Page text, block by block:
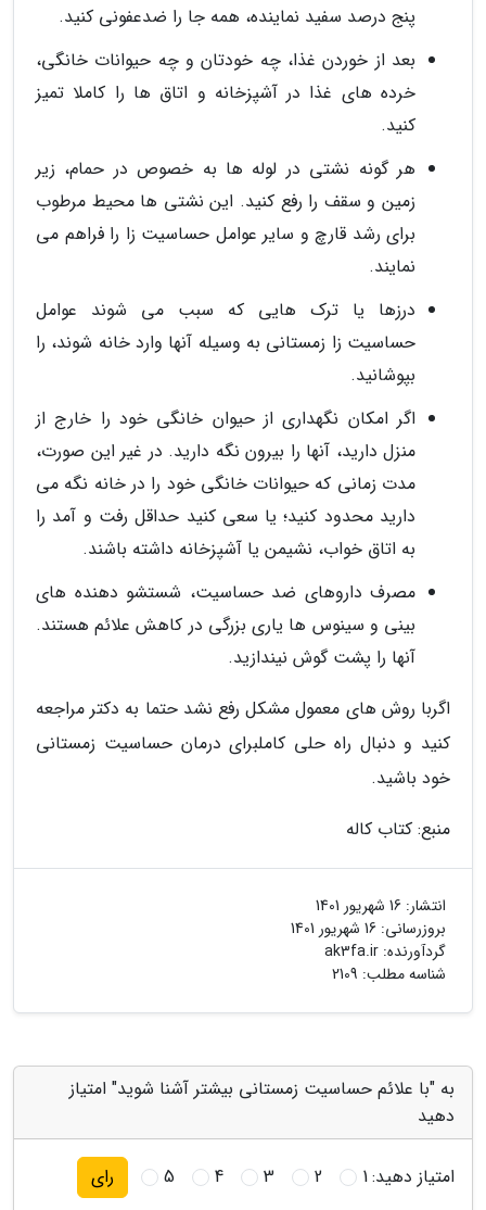
پنج درصد سفید نماینده، همه جا را ضدعفونی کنید.
بعد از خوردن غذا، چه خودتان و چه حیوانات خانگی،
خرده های غذا در آشپزخانه و اتاق ها را کاملا تمیز
کنید.
هر گونه نشتی در لوله ها به خصوص در حمام، زیر
زمین و سقف را رفع کنید. این نشتی ها محیط مرطوب
برای رشد قارچ و سایر عوامل حساسیت زا را فراهم می
نمایند.
درزها یا ترک هایی که سبب می شوند عوامل
حساسیت زا زمستانی به وسیله آنها وارد خانه شوند، را
بپوشانید.
اگر امکان نگهداری از حیوان خانگی خود را خارج از
منزل دارید، آنها را بیرون نگه دارید. در غیر این صورت،
مدت زمانی که حیوانات خانگی خود را در خانه نگه می
دارید محدود کنید؛ یا سعی کنید حداقل رفت و آمد را
به اتاق خواب، نشیمن یا آشپزخانه داشته باشند.
مصرف داروهای ضد حساسیت، شستشو دهنده های
بینی و سینوس ها یاری بزرگی در کاهش علائم هستند.
آنها را پشت گوش نیندازید.
اگربا روش های معمول مشکل رفع نشد حتما به دکتر مراجعه
کنید و دنبال راه حلی کاملبرای درمان حساسیت زمستانی
خود باشید.
منبع: کتاب کاله
انتشار: 16 شهریور 1401
بروزرسانی: 16 شهریور 1401
گردآورنده: ak3fa.ir
شناسه مطلب: 2109
به "با علائم حساسیت زمستانی بیشتر آشنا شوید" امتیاز
دهید
امتیاز دهید:1
2
3
4
5 رای